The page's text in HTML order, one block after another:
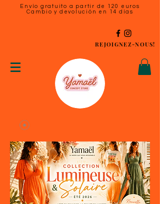
Envío gratuito a partir de 120 euros
Cambio y devolución en 14 días
REJOIGNEZ-NOUS!